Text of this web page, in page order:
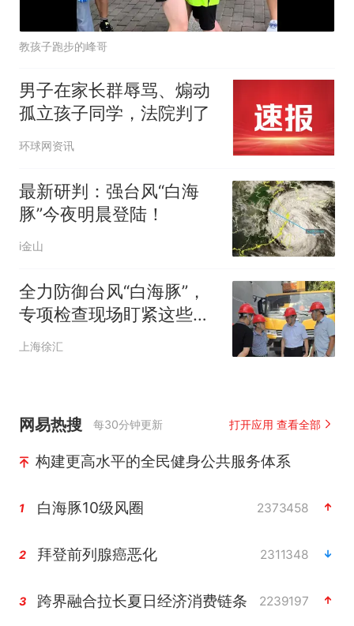
教孩子跑步的峰哥
男子在家长群辱骂、煽动
孤立孩子同学，法院判了
环球网资讯
最新研判：强台风“白海
豚”今夜明晨登陆！
i金山
全力防御台风“白海豚”，
专项检查现场盯紧这些关
键细节！
上海徐汇
网易热搜 每30分钟更新 打开应用 查看全部
构建更高水平的全民健身公共服务体系
1 白海豚10级风圈 2373458
2 拜登前列腺癌恶化 2311348
3 跨界融合拉长夏日经济消费链条 2239197